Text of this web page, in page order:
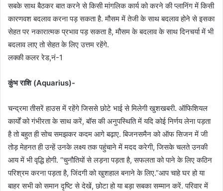
सबके साथ बैठकर बात करने से किसी मांगलिक कार्य को करने की प्लानिंग में किसी
कारणवश बदलाव करना पड़ सकता है. मौसम में तेजी के साथ बदलाव होने से इसका
सेहत पर नकारात्मक प्रभाव पड़ सकता है, मौसम के बदलाव के साथ दिनचर्या में भी
बदलाव लाए तो सेहत के लिए उत्तम रहेंगे.
लक्की कलर रेड,नं-1
कुंभ राशि (Aquarius)-
चन्द्रमा तीसरें हाउस में रहेंगे जिससे छोटे भाई से मिलेगी खुशखबरी. ऑफिशियल
कार्यों को गंभीरता के साथ करें, बॉस की अनुपस्थिति में यदि कोई निर्णय लेना पड़ता
है तो बहुत ही सोच समझकर कदम आगे बढ़ाए. बिजनसमैन को ऑफ सिजन में जी
तोड़ मेहनत ही उन्हें उनके लक्ष्य तक पहुंचाने में मदद करेगी, जिसके चलते उनकी
आय में भी वृद्धि होगी. “चुनौतियों से लड़ना पड़ता है, सफलता को पाने के लिए कठिन
परिश्रम करना पड़ता है, जिंदगी को खुशहाल बनाने के लिए.”आप चाहे घर हो या
बाहर सभी को समान दृष्टि से देखें, छोटा हो या बड़ा सबका सम्मान करें. परिवार में